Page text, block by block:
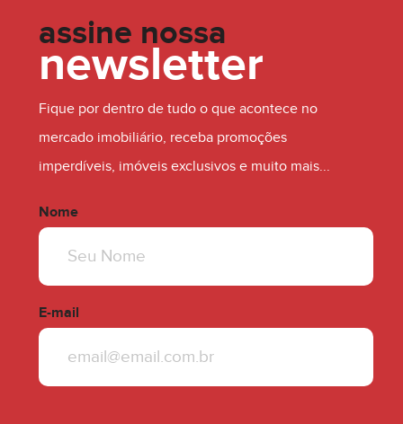
assine nossa
newsletter
Fique por dentro de tudo o que acontece no
mercado imobiliário, receba promoções
imperdíveis, imóveis exclusivos e muito mais...
Nome
E-mail